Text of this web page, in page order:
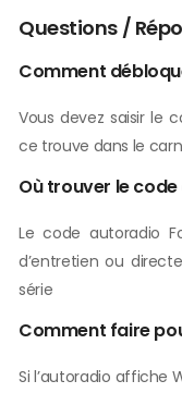
Questions /
Comment
Vous devez saisir le
ce trouve dans le
Où trouver le
Le code autoradio
d’entretien ou
série
Comment faire
Si l’autoradio affiche